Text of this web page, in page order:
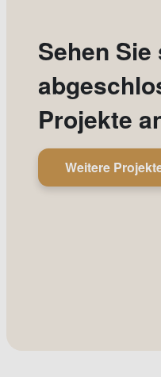
Sehen
Projekte
Weitere